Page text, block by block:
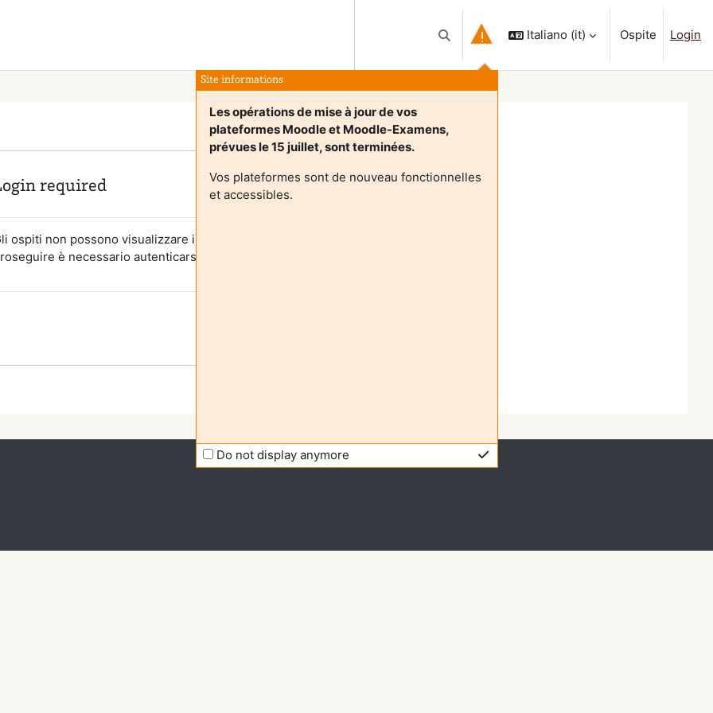
Attiva/disattiva input di ricerca
Site informations
Les opérations de mise à jour de vos
plateformes Moodle et Moodle-Examens,
prévues le 15 juillet, sont terminées.
Vos plateformes sont de nouveau fonctionnelles
et accessibles.
Do not display anymore
Italiano ‎(it)‎ Ospite Login
required
ospiti non possono visualizzare i profili degli utenti. Per
è necessario autenticarsi.